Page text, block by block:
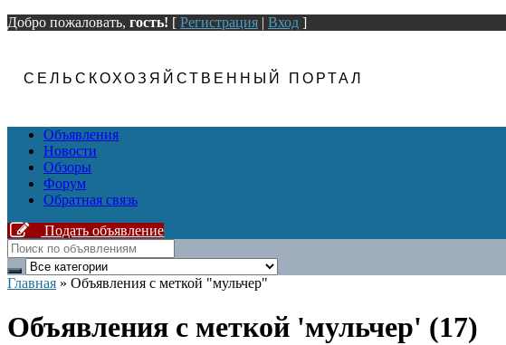
Добро пожаловать, гость! [ Регистрация | Вход ]
СЕЛЬСКОХОЗЯЙСТВЕННЫЙ ПОРТАЛ
Объявления
Новости
Обзоры
Форум
Обратная связь
Подать объявление
Главная » Объявления с меткой "мульчер"
Объявления с меткой 'мульчер' (17)